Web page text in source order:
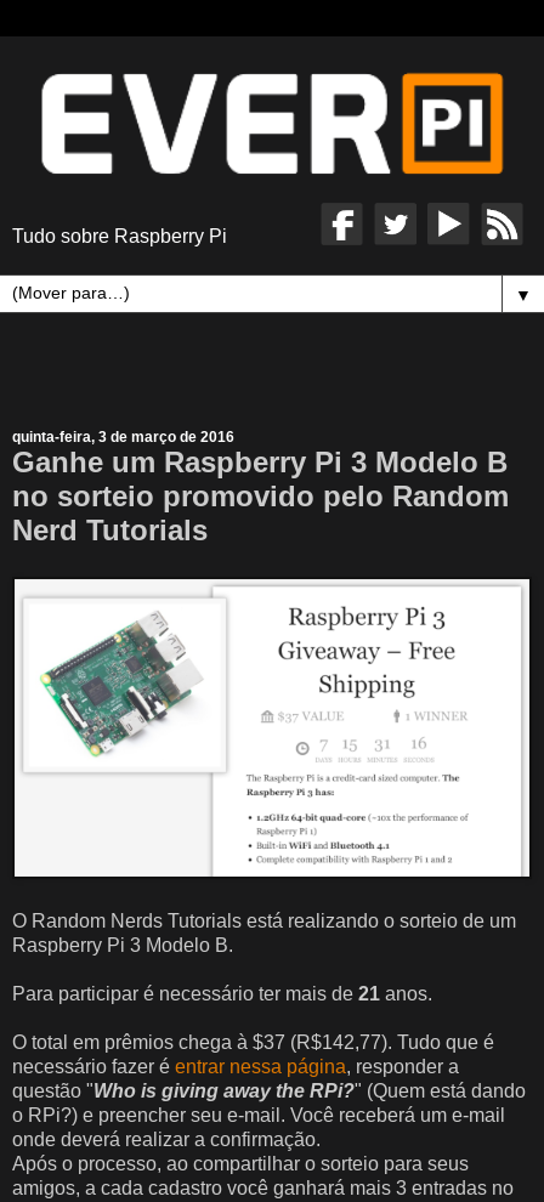
Tudo sobre Raspberry Pi
▼
quinta-feira, 3 de março de 2016
Ganhe um Raspberry Pi 3 Modelo B
no sorteio promovido pelo Random
Nerd Tutorials
O Random Nerds Tutorials está realizando o sorteio de um
Raspberry Pi 3 Modelo B.
Para participar é necessário ter mais de 21 anos.
O total em prêmios chega à $37 (R$142,77). Tudo que é
necessário fazer é entrar nessa página, responder a
questão "Who is giving away the RPi?" (Quem está dando
o RPi?) e preencher seu e-mail. Você receberá um e-mail
onde deverá realizar a confirmação.
Após o processo, ao compartilhar o sorteio para seus
amigos, a cada cadastro você ganhará mais 3 entradas no